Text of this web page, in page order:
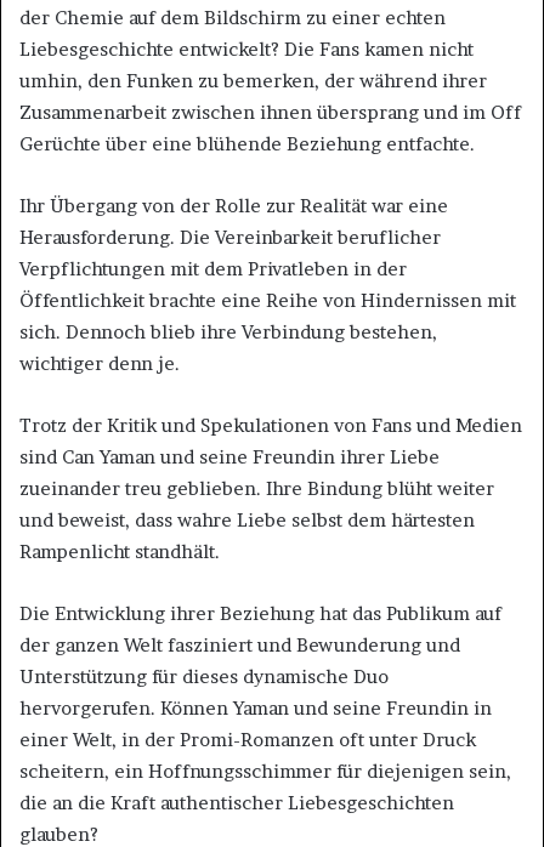
der Chemie auf dem Bildschirm zu einer echten
Liebesgeschichte entwickelt? Die Fans kamen nicht
umhin, den Funken zu bemerken, der während ihrer
Zusammenarbeit zwischen ihnen übersprang und im Off
Gerüchte über eine blühende Beziehung entfachte.
Ihr Übergang von der Rolle zur Realität war eine
Herausforderung. Die Vereinbarkeit beruflicher
Verpflichtungen mit dem Privatleben in der
Öffentlichkeit brachte eine Reihe von Hindernissen mit
sich. Dennoch blieb ihre Verbindung bestehen,
wichtiger denn je.
Trotz der Kritik und Spekulationen von Fans und Medien
sind Can Yaman und seine Freundin ihrer Liebe
zueinander treu geblieben. Ihre Bindung blüht weiter
und beweist, dass wahre Liebe selbst dem härtesten
Rampenlicht standhält.
Die Entwicklung ihrer Beziehung hat das Publikum auf
der ganzen Welt fasziniert und Bewunderung und
Unterstützung für dieses dynamische Duo
hervorgerufen. Können Yaman und seine Freundin in
einer Welt, in der Promi-Romanzen oft unter Druck
scheitern, ein Hoffnungsschimmer für diejenigen sein,
die an die Kraft authentischer Liebesgeschichten
glauben?